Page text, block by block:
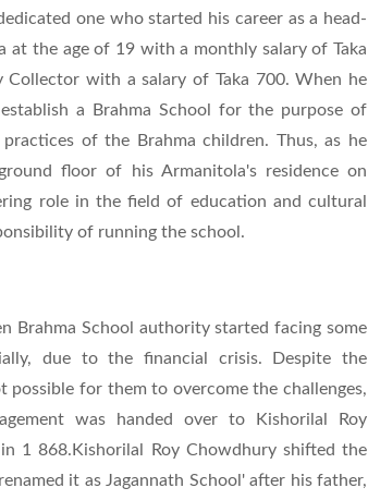
one who started his career as a head-
at the age of 19 with a monthly salary of Taka
with a salary of Taka 700. When he
a Brahma School for the purpose of
of the Brahma children. Thus, as he
floor of his Armanitola's residence on
role in the field of education and cultural
of running the school.
Brahma School authority started facing some
due to the financial crisis. Despite the
for them to overcome the challenges,
was handed over to Kishorilal Roy
1 868.Kishorilal Roy Chowdhury shifted the
it as Jagannath School' after his father,